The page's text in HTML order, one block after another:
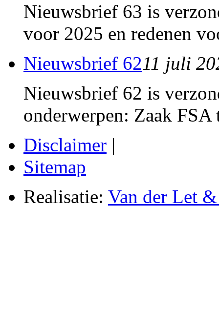
Nieuwsbrief 63 is
voor 2025 en redenen
Nieuwsbrief 6211 juli
Nieuwsbrief 62 is
onderwerpen: Zaak FSA
Disclaimer |
Sitemap
Realisatie: Van der Let